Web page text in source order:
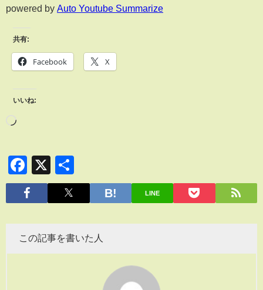
powered by Auto Youtube Summarize
共有:
Facebook X
いいね:
Facebook
X
有
LINE
この記事を書いた人